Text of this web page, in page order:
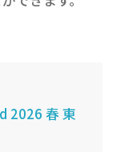
2026 春 東